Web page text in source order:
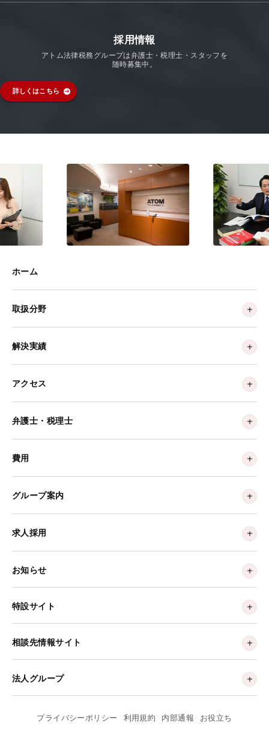
採用情報
アトム法律税務グループは弁護士・税理士・スタッフを
随時募集中。
詳しくはこちら
ホーム
取扱分野
解決実績
アクセス
弁護士・税理士
費用
グループ案内
求人採用
お知らせ
特設サイト
相談先情報サイト
法人グループ
プライバシーポリシー 利用規約 内部通報 お役立ち